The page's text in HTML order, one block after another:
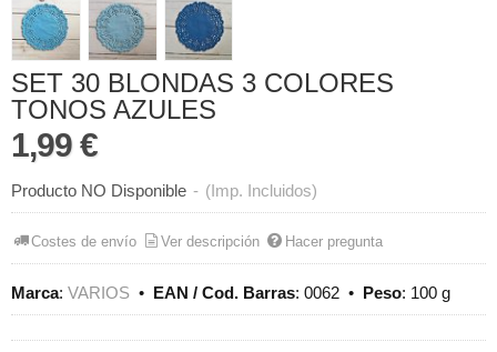
SET 30 BLONDAS 3 COLORES
TONOS AZULES
1,99 €
Producto NO Disponible - (Imp. Incluidos)
Costes de envío Ver descripción Hacer pregunta
Marca: VARIOS • EAN / Cod. Barras: 0062 • Peso: 100 g